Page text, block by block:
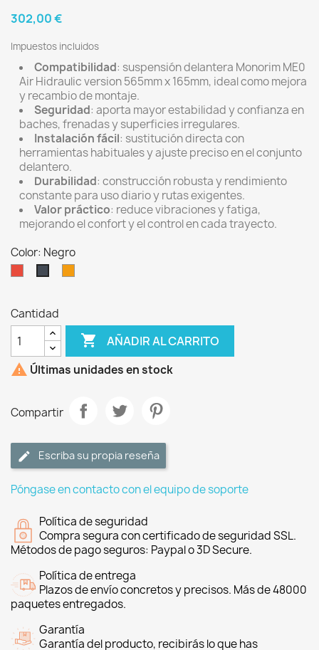
302,00 €
Impuestos incluidos
Compatibilidad: suspensión delantera Monorim ME0
Air Hidraulic version 565mm x 165mm, ideal como mejora
y recambio de montaje.
Seguridad: aporta mayor estabilidad y confianza en
baches, frenadas y superficies irregulares.
Instalación fácil: sustitución directa con
herramientas habituales y ajuste preciso en el conjunto
delantero.
Durabilidad: construcción robusta y rendimiento
constante para uso diario y rutas exigentes.
Valor práctico: reduce vibraciones y fatiga,
mejorando el confort y el control en cada trayecto.
Color: Negro
Cantidad
 AÑADIR AL CARRITO
 Últimas unidades en stock
Compartir
Escriba su propia reseña
Póngase en contacto con el equipo de soporte
Política de seguridad
Compra segura con certificado de seguridad SSL.
Métodos de pago seguros: Paypal o 3D Secure.
Política de entrega
Plazos de envío concretos y precisos. Más de 48000
paquetes entregados.
Garantía
Garantía del producto, recibirás lo que has